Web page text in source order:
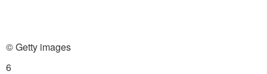
© Getty images
6